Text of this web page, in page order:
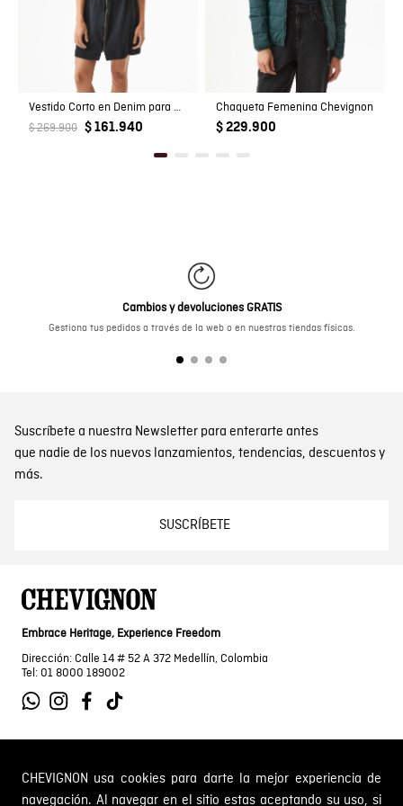
CHEVIGNON usa cookies para darte la mejor experiencia de
navegación. Al navegar en el sitio estas aceptando su uso, si
Vestido Corto en Denim para Mujer
$ 269.900 $ 161.940
Chaqueta Femenina Chevignon
$ 229.900
Cambios y devoluciones GRATIS
Gestiona tus pedidos a través de la web o en nuestras tiendas físicas.
Suscríbete a nuestra Newsletter para enterarte antes
que nadie de los nuevos lanzamientos, tendencias, descuentos y
más.
SUSCRÍBETE
Embrace Heritage, Experience Freedom
Dirección: Calle 14 # 52 A 372 Medellín, Colombia
Tel: 01 8000 189002
SOBRE NOSOTROS